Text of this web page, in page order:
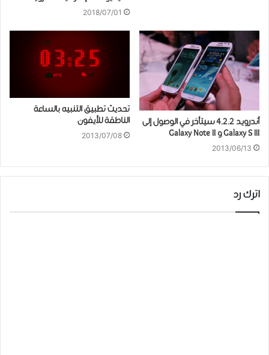
2018/07/01
أندرويد 4.2.2 سيتأخر في الوصول إلى
Galaxy S III و Galaxy Note II
2013/06/13
تحديث تطبيق التنبيه بالساعة
الناطقة للأيفون
2013/07/08
اترك رد